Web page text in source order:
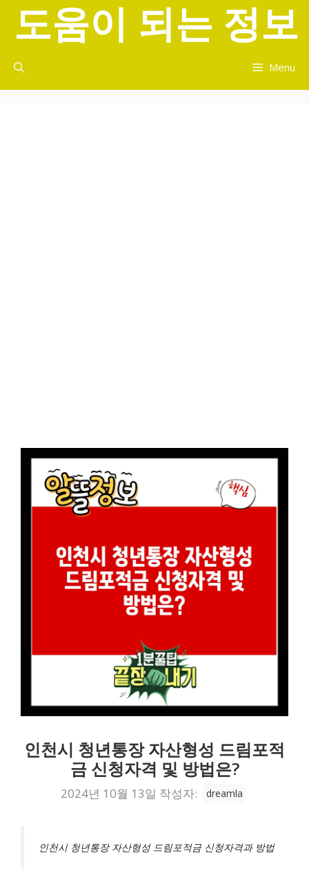
너
도움이 되는 정보
Menu
인천시 청년통장 자산형성 드림포적
금 신청자격 및 방법은?
2024년 10월 13일 작성자: dreamla
인천시 청년통장 자산형성 드림포적금 신청자격과 방법